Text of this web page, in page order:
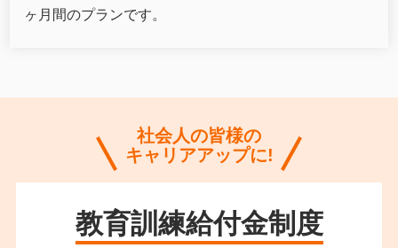
ヶ月間のプランです。
社会人の皆様の
キャリアアップに!
教育訓練給付金制度